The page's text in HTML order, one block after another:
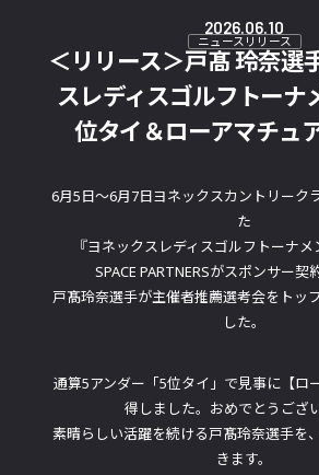
2026.06.10
ニュースリリース
＜リリース＞戸髙 玲奈
スレディスゴルフトーナ
位タイ＆ローアマチュ
6月5日～6月7日ヨネックスカントリーク
た
『ヨネックスレディスゴルフトーナメ
SPACE PARTNERSがスポンサー契
戸髙玲奈選手が主催者推薦選考会をトッ
した。
通算5アンダー「5位タイ」で見事に【ロ
得しました。おめでとうござい
素晴らしい活躍を続ける戸髙玲奈選手を
きます。